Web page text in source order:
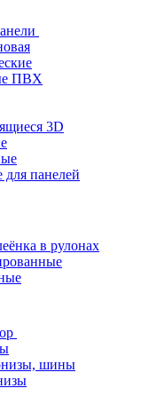
ПВХ
3D
панелей
в рулонах
шины